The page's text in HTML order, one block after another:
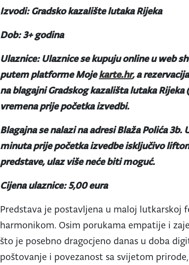
Izvodi: Gradsko kazalište lutaka Rijeka
Dob: 3+ godina
Ulaznice: Ulaznice se kupuju online u web
putem platforme Mojekarte.hr, a
nablagajni Gradskog kazališta lutaka Rijeka
vremena prije početka izvedbi.
Blagajna se nalazi na adresi Blaža Polića 3b.
minuta prije početka izvedbe isključivo
predstave, ulaz više neće biti moguć.
Cijena ulaznice: 5,00 eura
Predstava je postavljena u maloj lutkarskoj
harmonikom. Osim porukama empatije i
što je posebno dragocjeno danas u doba
poštovanje i povezanost sa svijetom